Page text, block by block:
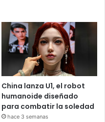
China lanza U1, el robot
humanoide diseñado
para combatir la soledad
hace 3 semanas